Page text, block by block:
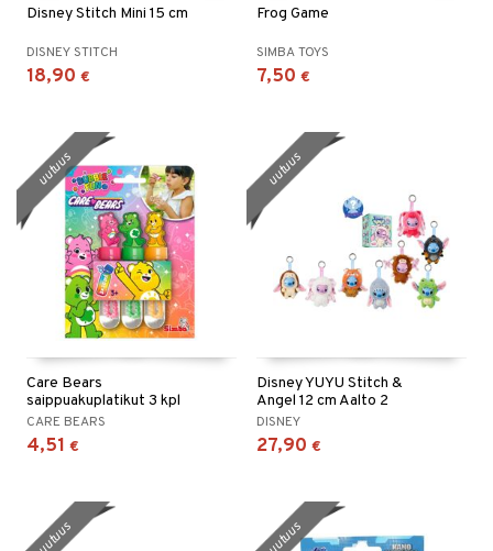
Disney Stitch Mini 15 cm
DISNEY STITCH
18,90 €
Frog Game
SIMBA TOYS
7,50 €
Care Bears
saippuakuplatikut 3 kpl
CARE BEARS
4,51 €
uutuus
Disney YUYU Stitch &
Angel 12 cm Aalto 2
DISNEY
27,90 €
uutuus
uutuus uutuus